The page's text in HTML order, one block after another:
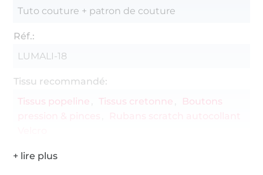
Tuto couture + patron de couture
Réf.:
LUMALI-18
Tissu recommandé:
Tissus popeline
Tissus cretonne
Boutons